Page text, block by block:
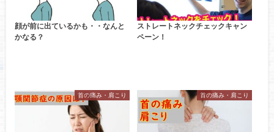
顔が前に出ているかも・・なんと
かなる？
ストレートネックチェックキャン
ペーン！
首の痛み・肩こり 首の痛み・肩こり